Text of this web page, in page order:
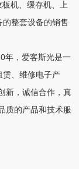
机、缓存机、上
整套设备的销售
年，爱客斯光是一
赁、维修电子产
新，诚信合作，真
质的产品和技术服